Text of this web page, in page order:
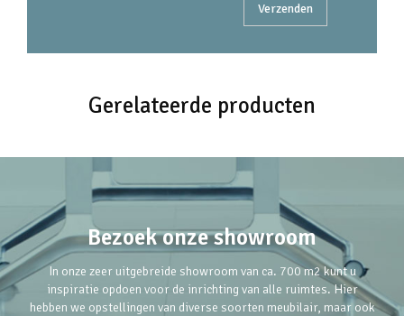
Gerelateerde producten
Bezoek onze showroom
In onze zeer uitgebreide showroom van ca. 700 m2 kunt u
inspiratie opdoen voor de inrichting van alle ruimtes. Hier
hebben we opstellingen van diverse soorten meubilair, maar ook